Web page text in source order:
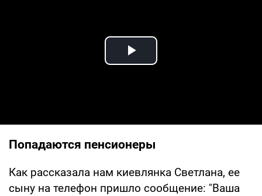
Play Video
Попадаются пенсионеры
Как рассказала нам киевлянка Светлана, ее
сыну на телефон пришло сообщение: "Ваша